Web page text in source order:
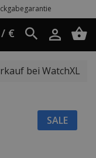
/ €
bei WatchXL
SALE